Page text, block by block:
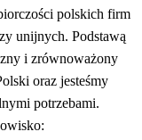
polskich firm
unijnych. Podstawą
i zrównoważony
oraz jesteśmy
potrzebami.